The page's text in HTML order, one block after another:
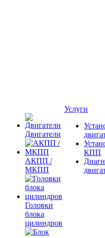
Двигатели
АКПП /
МКПП
Головки
блока
цилиндров
Услуги
КПП